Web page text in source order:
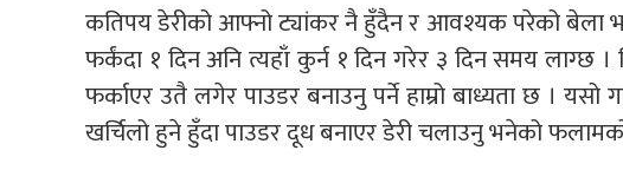
कतिपय डेरीको आफ्नो ट्यांकर नै हुँदैन र आवश्यक परेको बेला
फर्कंदा १ दिन अनि त्यहाँ कुर्न १ दिन गरेर ३ दिन समय लाग्छ
फर्काएर उतै लगेर पाउडर बनाउनु पर्ने हाम्रो बाध्यता छ । यसो
खर्चिलो हुने हुँदा पाउडर दूध बनाएर डेरी चलाउनु भनेको